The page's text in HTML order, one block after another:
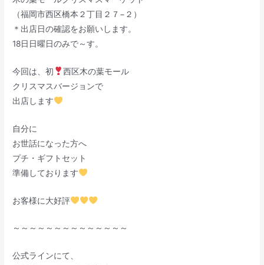
（福岡市西区橋本２丁目２７−２）
＊出店日の確認をお願いします。
18日日曜日のみで～す。
今回は、初
西区木の葉モール
クリスマスバージョンで
出店します
自分に
お世話になった方へ
プチ・ギフトセット
準備しております
お客様に大好評
～～～～～～～～～～～～～～
公式ラインにて、